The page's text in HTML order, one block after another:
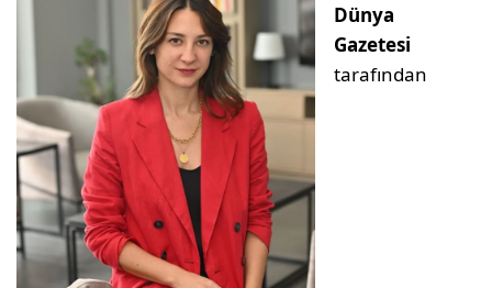
Dünya
Gazetesi
tarafından